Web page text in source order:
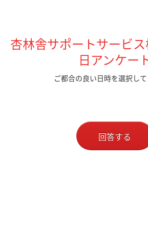
杏林舎サポートサービ
日アンケー
ご都合の良い日時を選択し
回答する